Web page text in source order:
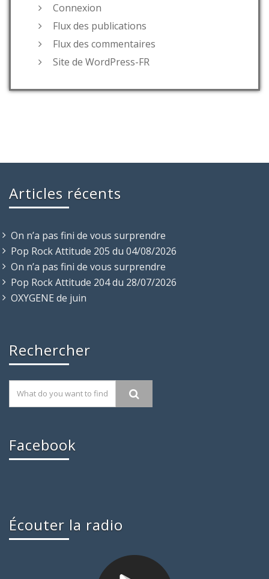
Connexion
Flux des publications
Flux des commentaires
Site de WordPress-FR
Articles récents
On n’a pas fini de vous surprendre
Pop Rock Attitude 205 du 04/08/2026
On n’a pas fini de vous surprendre
Pop Rock Attitude 204 du 28/07/2026
OXYGENE de juin
Rechercher
Facebook
Écouter la radio